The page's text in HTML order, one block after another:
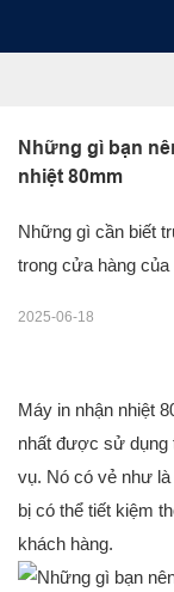
Những gì bạn
nhiệt 80mm
Những gì cần biết
trong cửa hàng của
2025-06-18
Máy in nhận nhiệt
nhất được sử dụng
vụ. Nó có vẻ như
bị có thể tiết kiệm
khách hàng.